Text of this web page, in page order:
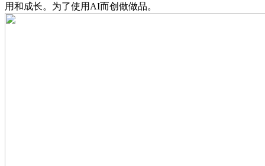
用和成长。为了使用AI而创做做品。